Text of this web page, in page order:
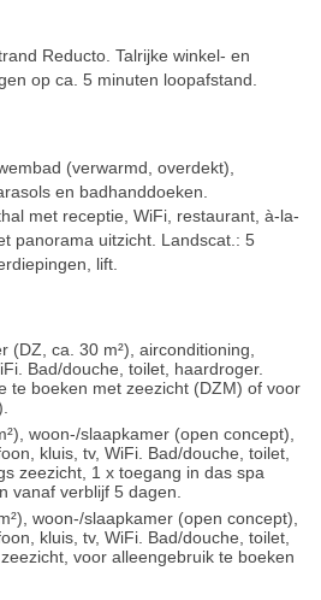
Reducto. Talrijke winkel- en
op ca. 5 minuten loopafstand.
(verwarmd, overdekt),
en badhanddoeken.
met receptie, WiFi, restaurant, à-la-
panorama uitzicht. Landscat.: 5
lift.
(DZ, ca. 30 m²), airconditioning,
Bad/douche, toilet, haardroger.
te boeken met zeezicht (DZM) of voor
woon-/slaapkamer (open concept),
kluis, tv, WiFi. Bad/douche, toilet,
zeezicht, 1 x toegang in das spa
vanaf verblijf 5 dagen.
woon-/slaapkamer (open concept),
kluis, tv, WiFi. Bad/douche, toilet,
voor alleengebruik te boeken